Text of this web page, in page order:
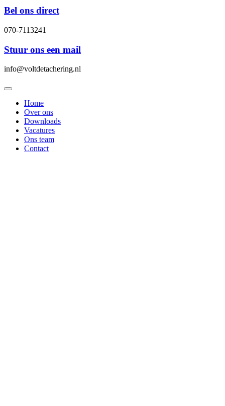
Bel ons direct
070-7113241
Stuur ons een mail
info@voltdetachering.nl
Home
Over ons
Downloads
Vacatures
Ons team
Contact